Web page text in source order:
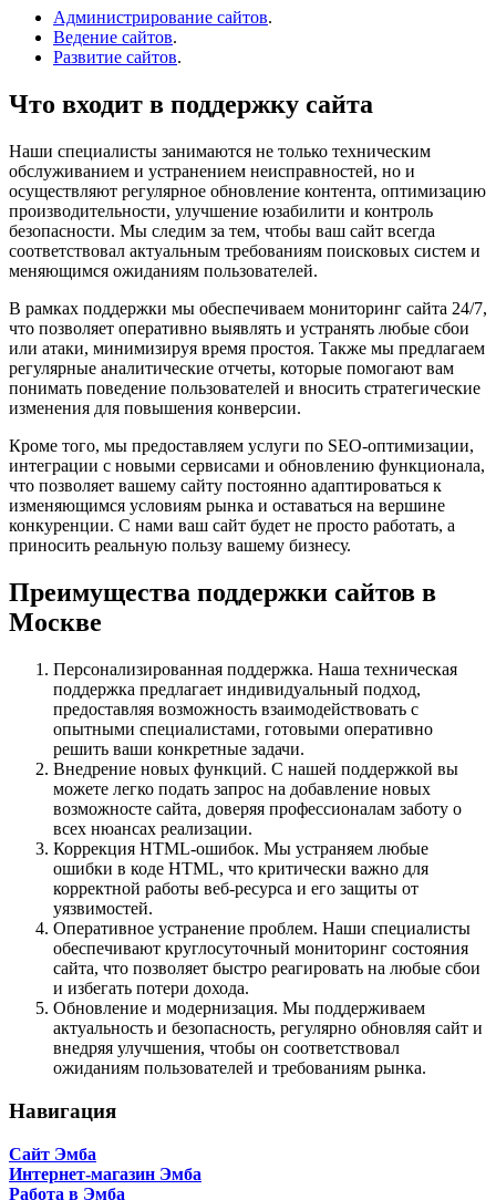
Администрирование сайтов.
Ведение сайтов.
Развитие сайтов.
Что входит в поддержку сайта
Наши специалисты занимаются не только техническим
обслуживанием и устранением неисправностей, но и
осуществляют регулярное обновление контента, оптимизацию
производительности, улучшение юзабилити и контроль
безопасности. Мы следим за тем, чтобы ваш сайт всегда
соответствовал актуальным требованиям поисковых систем и
меняющимся ожиданиям пользователей.
В рамках поддержки мы обеспечиваем мониторинг сайта 24/7,
что позволяет оперативно выявлять и устранять любые сбои
или атаки, минимизируя время простоя. Также мы предлагаем
регулярные аналитические отчеты, которые помогают вам
понимать поведение пользователей и вносить стратегические
изменения для повышения конверсии.
Кроме того, мы предоставляем услуги по SEO-оптимизации,
интеграции с новыми сервисами и обновлению функционала,
что позволяет вашему сайту постоянно адаптироваться к
изменяющимся условиям рынка и оставаться на вершине
конкуренции. С нами ваш сайт будет не просто работать, а
приносить реальную пользу вашему бизнесу.
Преимущества поддержки сайтов в
Москве
Персонализированная поддержка. Наша техническая
поддержка предлагает индивидуальный подход,
предоставляя возможность взаимодействовать с
опытными специалистами, готовыми оперативно
решить ваши конкретные задачи.
Внедрение новых функций. С нашей поддержкой вы
можете легко подать запрос на добавление новых
возможносте сайта, доверяя профессионалам заботу о
всех нюансах реализации.
Коррекция HTML-ошибок. Мы устраняем любые
ошибки в коде HTML, что критически важно для
корректной работы веб-ресурса и его защиты от
уязвимостей.
Оперативное устранение проблем. Наши специалисты
обеспечивают круглосуточный мониторинг состояния
сайта, что позволяет быстро реагировать на любые сбои
и избегать потери дохода.
Обновление и модернизация. Мы поддерживаем
актуальность и безопасность, регулярно обновляя сайт и
внедряя улучшения, чтобы он соответствовал
ожиданиям пользователей и требованиям рынка.
Навигация
Сайт Эмба
Интернет-магазин Эмба
Работа в Эмба